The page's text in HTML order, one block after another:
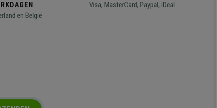
en België
Visa, MasterCard, Paypal, iDeal